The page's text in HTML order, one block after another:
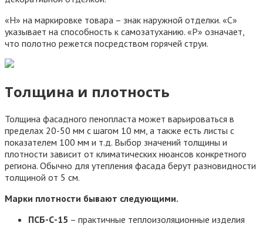
«Н» на маркировке товара – знак наружной отделки. «С»
указывает на способность к самозатуханию. «Р» означает,
что полотно режется посредством горячей струи.
Толщина и плотность
Толщина фасадного пенопласта может варьироваться в
пределах 20-50 мм с шагом 10 мм, а также есть листы с
показателем 100 мм и т.д. Выбор значений толщины и
плотности зависит от климатических нюансов конкретного
региона. Обычно для утепления фасада берут разновидности
толщиной от 5 см.
Марки плотности бывают следующими.
ПСБ-С-15 – практичные теплоизоляционные изделия